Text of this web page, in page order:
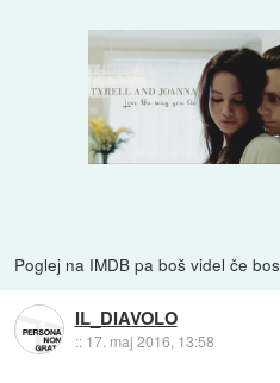
Poglej na IMDB pa boš videl če
IL_DIAVOLO
:: 17. maj 2016, 13:58